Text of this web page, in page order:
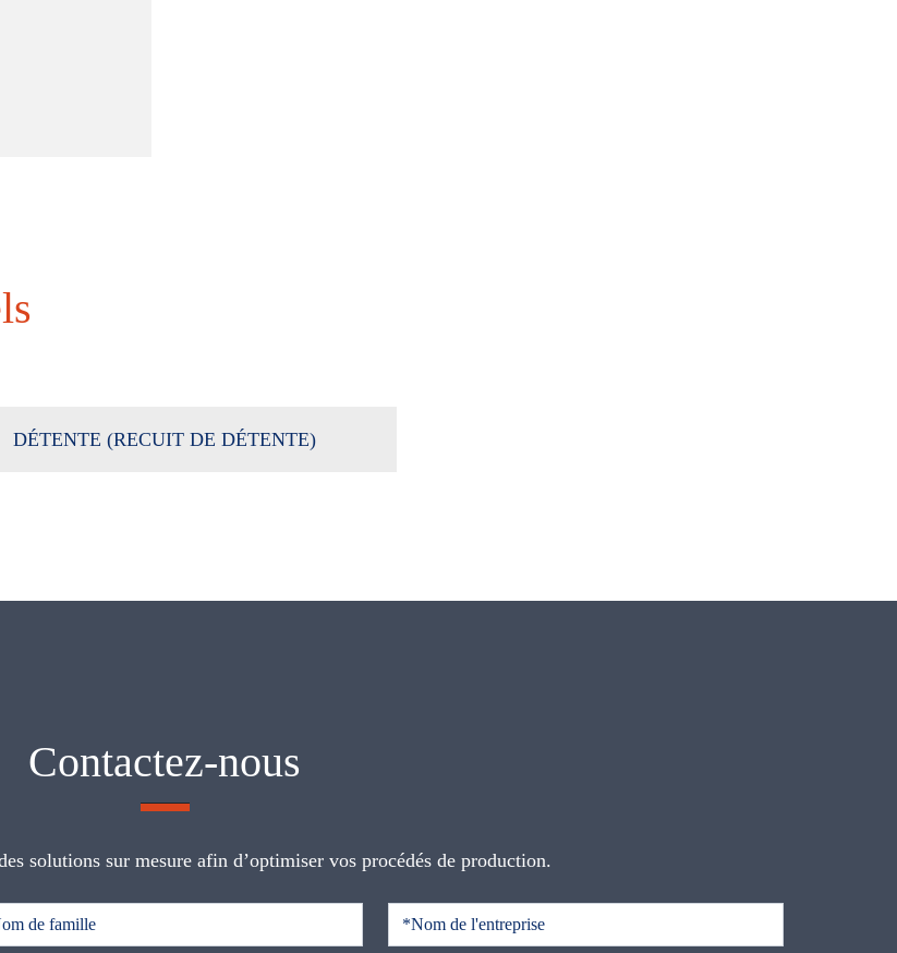
DÉTENTE (RECUIT DE DÉTENTE)
Contactez-nous
solutions sur mesure afin d’optimiser vos procédés de production.